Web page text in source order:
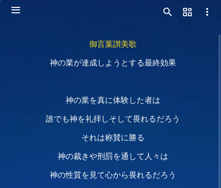
御言葉讃美歌
神の業が達成しようとする最終効果
神の業を真に体験した者は
誰でも神を礼拝しそして畏れるだろう
それは称賛に勝る
神の裁きや刑罰を通して人々は
神の性質を見て心から畏れるだろう